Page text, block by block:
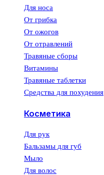
Для носа
От грибка
От ожогов
От отравлений
Травяные сборы
Витамины
Травяные таблетки
Средства для похудения
Косметика
Для рук
Бальзамы для губ
Мыло
Для волос